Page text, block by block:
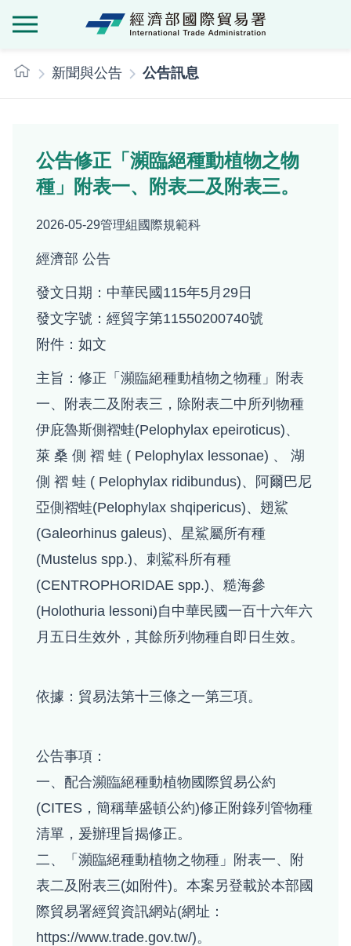
::: 新聞與公告 公告訊息
公告修正「瀕臨絕種動植物之物
種」附表一、附表二及附表三。
2026-05-29管理組國際規範科
經濟部 公告
發文日期：中華民國115年5月29日
發文字號：經貿字第11550200740號
附件：如文
主旨：修正「瀕臨絕種動植物之物種」附表
一、附表二及附表三，除附表二中所列物種
伊庇魯斯側褶蛙(Pelophylax epeiroticus)、
萊 桑 側 褶 蛙 ( Pelophylax lessonae) 、 湖
側 褶 蛙 ( Pelophylax ridibundus)、阿爾巴尼
亞側褶蛙(Pelophylax shqipericus)、翅鯊
(Galeorhinus galeus)、星鯊屬所有種
(Mustelus spp.)、刺鯊科所有種
(CENTROPHORIDAE spp.)、糙海參
(Holothuria lessoni)自中華民國一百十六年六
月五日生效外，其餘所列物種自即日生效。
依據：貿易法第十三條之一第三項。
公告事項：
一、配合瀕臨絕種動植物國際貿易公約
(CITES，簡稱華盛頓公約)修正附錄列管物種
清單，爰辦理旨揭修正。
二、「瀕臨絕種動植物之物種」附表一、附
表二及附表三(如附件)。本案另登載於本部國
際貿易署經貿資訊網站(網址：
https://www.trade.gov.tw/)。